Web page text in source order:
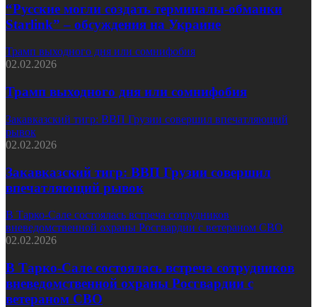
“Русские могли создать терминалы-обманки
Starlink” – обсуждения на Украине
Трамп выходного дня или сомнифобия
02.02.2026
Трамп выходного дня или сомнифобия
Закавказский тигр: ВВП Грузии совершил впечатляющий
рывок
02.02.2026
Закавказский тигр: ВВП Грузии совершил
впечатляющий рывок
В Тарко-Сале состоялась встреча сотрудников
вневедомственной охраны Росгвардии с ветераном СВО
02.02.2026
В Тарко-Сале состоялась встреча сотрудников
вневедомственной охраны Росгвардии с
ветераном СВО